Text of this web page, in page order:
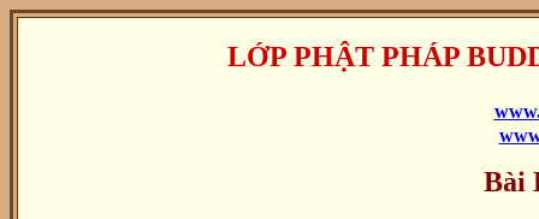
LỚP PHẬT PHÁP
Bài